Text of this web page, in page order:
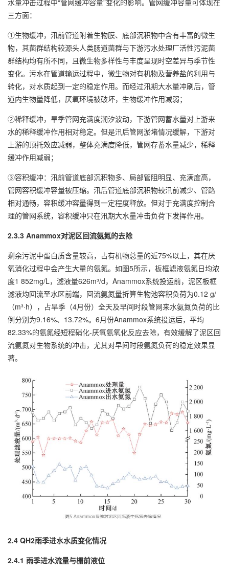
水量冲击过程中“管网缓冲容量”变化的影响。管网缓冲容量可体现在
三方面：
①生物缓冲，汛前管道附着生物膜、底部沉积物中含有丰富的微生
物，其菌群结构较源头人类肠道菌群与下游污水处理厂活性污泥菌
群结构均有所不同，且微生物多样性与丰度呈现时空差异与季节性
变化。污水在管道输运过程中，微生物对有机物及营养盐的利用与
转化，对水质起到一定的稳定作用。而经过汛期大水量冲刷后，管
道内生物量降低，厌氧环境被破坏，生物缓冲作用减弱；
②稀释缓冲，旱季管网充满度潮汐波动，下游管网蓄水量对上游来
水的稀释缓冲作用相对稳定。但是汛后管网淤堵情况缓解，下游对
上游的顶托效应减弱，整体充满度降低，管网存蓄水量减少，稀释
缓冲作用减弱；
③容积缓冲：汛前管道底部沉积物多、局部管阻明显、充满度高，
管网容积缓冲容量被压缩。汛后管道底部沉积物较汛前减少、管路
相对通畅，容积缓冲容量得到一定程度释放。但对于充满度控制合
理的管网系统，容积缓冲只在汛期大水量冲击负荷下发挥作用。
2.3.3 Anammox对泥区回流氨氮的去除
剩余污泥中蛋白质含量较高，占有机物总量的近75%以上，其在厌
氧消化过程中会产生大量的氨氮。如图5所示，板框滤液氨氮日均浓
度1 852mg/L，滤液量626m³/d，Anammox系统投运前，泥区板框
滤液均回流至水区前端，回流氨氮量折算生物池容积负荷为0.12 g/
（m³·h），占旱季（4月份）全天及早间时段管网来水氨氮负荷的比
例分别为9.16%、13.72%。6月份Anammox系统投运后，平均
82.33%的氨氮经短程硝化-厌氧氨氧化反应去除，有效缓解了泥区回
流氨氮对生物系统的冲击，尤其对早间时段氨氮负荷的稳定效果显
著。
2.4 QH2雨季进水水质变化情况
2.4.1 雨季进水流量与栅前液位